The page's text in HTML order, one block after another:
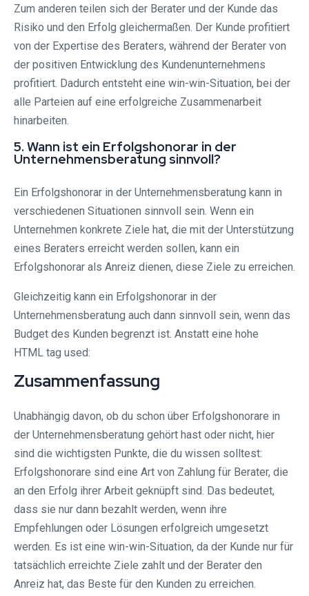
Zum anderen teilen sich der Berater und der Kunde das
Risiko und den Erfolg gleichermaßen. Der Kunde profitiert
von der Expertise des Beraters, während der Berater von
der positiven Entwicklung des Kundenunternehmens
profitiert. Dadurch entsteht eine win-win-Situation, bei der
alle Parteien auf eine erfolgreiche Zusammenarbeit
hinarbeiten.
5. Wann ist ein Erfolgshonorar in der
Unternehmensberatung sinnvoll?
Ein Erfolgshonorar in der Unternehmensberatung kann in
verschiedenen Situationen sinnvoll sein. Wenn ein
Unternehmen konkrete Ziele hat, die mit der Unterstützung
eines Beraters erreicht werden sollen, kann ein
Erfolgshonorar als Anreiz dienen, diese Ziele zu erreichen.
Gleichzeitig kann ein Erfolgshonorar in der
Unternehmensberatung auch dann sinnvoll sein, wenn das
Budget des Kunden begrenzt ist. Anstatt eine hohe
HTML tag used:
Zusammenfassung
Unabhängig davon, ob du schon über Erfolgshonorare in
der Unternehmensberatung gehört hast oder nicht, hier
sind die wichtigsten Punkte, die du wissen solltest:
Erfolgshonorare sind eine Art von Zahlung für Berater, die
an den Erfolg ihrer Arbeit geknüpft sind. Das bedeutet,
dass sie nur dann bezahlt werden, wenn ihre
Empfehlungen oder Lösungen erfolgreich umgesetzt
werden. Es ist eine win-win-Situation, da der Kunde nur für
tatsächlich erreichte Ziele zahlt und der Berater den
Anreiz hat, das Beste für den Kunden zu erreichen.